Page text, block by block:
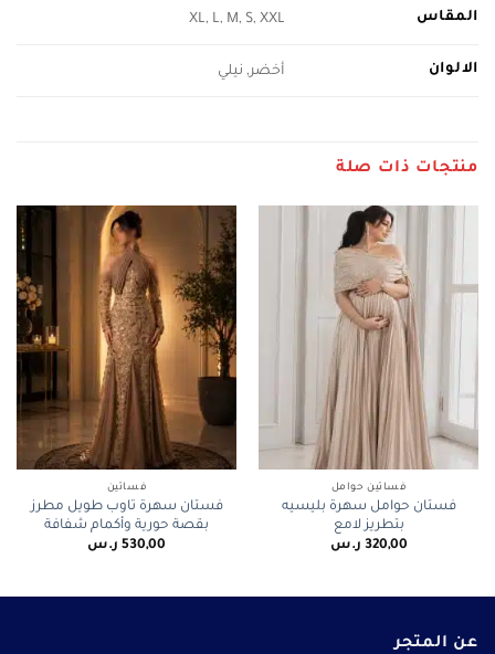
المقاس XL, L, M, S, XXL
الالوان أخضر, نيلي
منتجات ذات صلة
فساتين حوامل
فستان حوامل سهرة بليسيه
بتطريز لامع
320,00 ر.س
فساتين
فستان سهرة تاوب طويل مطرز
بقصة حورية وأكمام شفافة
530,00 ر.س
عن المتجر